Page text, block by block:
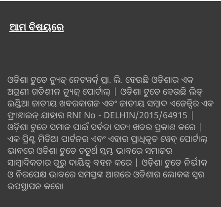
ଆମ ବିଷୟରେ
ଓଡିଶା ଟୁଡେ ନ୍ୟୁଜ୍ ନେଟୱର୍କ୍ ପ୍ରା. ଲି. ହେଉଛି ଓଡିଶାର ଏକ
ଅଗ୍ରଣୀ ଗତିଶୀଳ ନ୍ୟୁଜ୍ ପୋର୍ଟାଲ୍ | ଓଡିଶା ଟୁଡେ ହେଉଛି ଲିଡ୍
ଇଣ୍ଡିଆ ଜାତୀୟ ଖବରକାଗଜ ଏବଂ ଜାତୀୟ ସମ୍ବାଦ ଏଜେନ୍ସିର ଏକ
ଫ୍ରାଞ୍ଚାଇଜ୍ ଯାହାର RNI No - DELHIN/2015/64915 |
ଓଡ଼ିଶା ଟୁଡେ ସମାଜ ପାଇଁ ସର୍ବଦା ସତ୍ୟ ଖବର ପ୍ରକାଶ କରେ |
ଏକ ପ୍ରିଣ୍ଟ ମିଡିଆ ପାର୍ଟନର ଏବଂ ଏହାର ପ୍ରାଧିକୃତ ୱେବ୍ ପୋର୍ଟାଲ୍
ଭାବରେ ଓଡିଶା ଟୁଡେ ଚତୁର୍ଥ ସ୍ତମ୍ଭ ଭାବରେ ସମାଜର
ସାମ୍ବାଦିକତାର ଗୁରୁ ଦାୟିତ୍ବ ବହନ କରେ | ଓଡ଼ିଶା ଟୁଡେ ନିର୍ଭୀକ
ଓ ନିରପେକ୍ଷ ଭାବରେ ସମସ୍ତଙ୍କ ଆଗରେ ଓଡିଶାର ଲୋକଙ୍କ ସ୍ୱର
ଉପସ୍ଥାପନ କରେ।